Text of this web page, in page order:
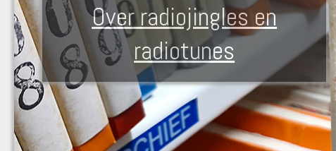
Over radiojingles en
radiotunes